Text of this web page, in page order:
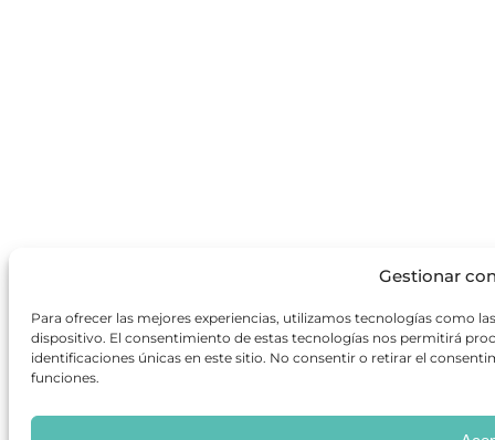
Gestionar
Para ofrecer las mejores experiencias, utilizamos tecnologías como
dispositivo. El consentimiento de estas tecnologías nos permitirá
identificaciones únicas en este sitio. No consentir o retirar el
funciones.